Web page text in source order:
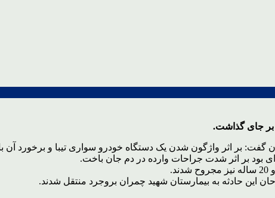
بر جای گذاشت.
بر اثر واژگون شدن یک دستگاه خودرو سواری تیبا و برخورد آن
این حادثه به بیمارستان شهید چمران بروجرد منتقل شدند.